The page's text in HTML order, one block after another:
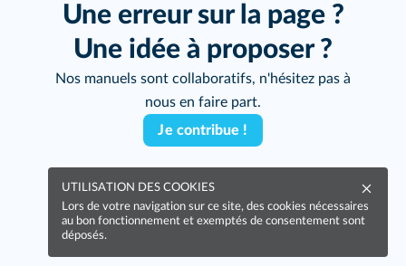
Une erreur sur la page ?
Une idée à proposer ?
Nos manuels sont collaboratifs, n'hésitez pas à
nous en faire part.
Je contribue !
UTILISATION DES COOKIES
Lors de votre navigation sur ce site, des cookies nécessaires
au bon fonctionnement et exemptés de consentement sont
déposés.